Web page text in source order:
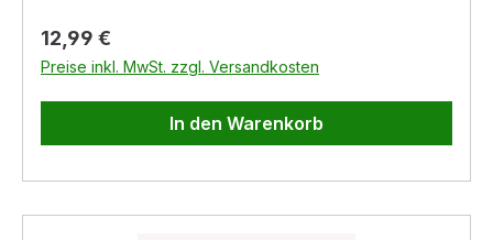
Regulärer Preis:
12,99 €
Preise inkl. MwSt. zzgl. Versandkosten
In den Warenkorb